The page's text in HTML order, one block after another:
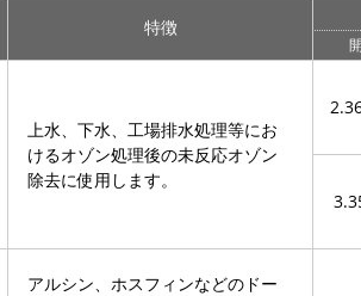
特徴
上水、下水、工場排水処理等にお
けるオゾン処理後の未反応オゾン
除去に使用します。
アルシン、ホスフィンなどのドー